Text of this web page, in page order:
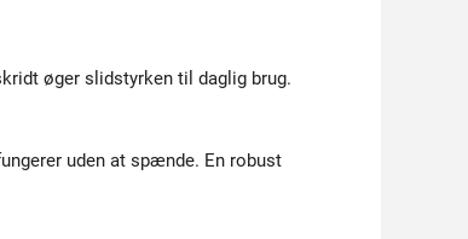
øger slidstyrken til daglig brug.
uden at spænde. En robust